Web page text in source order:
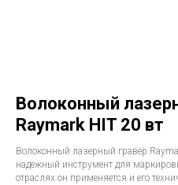
Волоконный
Raymark HIT 20 вт
Волоконный лазерный гравёр
надежный инструмент для
отраслях он применяется и его